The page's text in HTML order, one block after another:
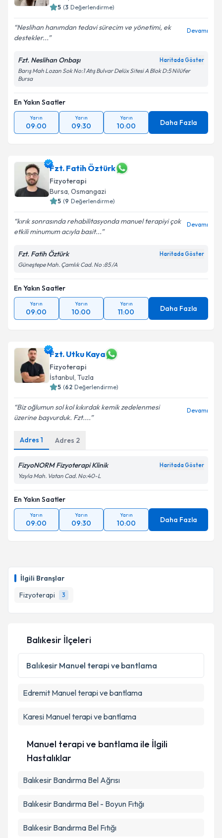
İlgili Branşlar
Fizyoterapi
3
5 (3 Değerlendirme)
Neslihan hanımdan tedavi sürecim ve yönetimi, ek
destekler...
Devamı
Fzt. Neslihan Onbaşı Haritada Göster
Barış Mah Lozan Sok No:1 Atış Bulvar Delüx Sitesi A Blok D:5 Nilüfer
Bursa
En Yakın Saatler
Yarın
09:00
Yarın
09:30
Yarın
10:00 Daha Fazla
Fzt. Fatih Öztürk
Fizyoterapi
Bursa, Osmangazi
5 (9 Değerlendirme)
kırık sonrasında rehabilitasyonda manuel terapiyi çok
etkili minumum acıyla basit...
Devamı
Fzt. Fatih Öztürk Haritada Göster
Güneştepe Mah. Çamlık Cad. No :85 /A
En Yakın Saatler
Yarın
09:00
Yarın
10:00
Yarın
11:00 Daha Fazla
Fzt. Utku Kaya
Fizyoterapi
İstanbul, Tuzla
5 (62 Değerlendirme)
Biz oğlumun sol kol kıkırdak kemik zedelenmesi
üzerine başvurduk. Fzt....
Devamı
Adres 1 Adres 2
FizyoNORM Fizyoterapi Klinik Haritada Göster
Yayla Mah. Vatan Cad. No:40-L
En Yakın Saatler
Yarın
09:00
Yarın
09:30
Yarın
10:00 Daha Fazla
Balıkesir İlçeleri
Balıkesir Manuel terapi ve bantlama
Edremit Manuel terapi ve bantlama
Karesi Manuel terapi ve bantlama
Manuel terapi ve bantlama ile İlgili
Hastalıklar
Balıkesir Bandırma Bel Ağrısı
Balıkesir Bandırma Bel - Boyun Fıtığı
Balıkesir Bandırma Bel Fıtığı